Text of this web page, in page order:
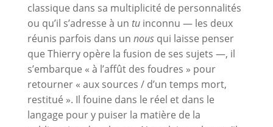
classique dans sa multiplicité de personnalités
ou qu’il s’adresse à un tuinconnu — les deux
réunis parfois dans un nousqui laisse penser
que Thierry opère la fusion de ses sujets —, il
s’embarque « à l’affût des foudres » pour
retourner « aux sources / d’un temps mort,
restitué ». Il fouine dans le réel et dans le
langage pour y puiser la matière de la